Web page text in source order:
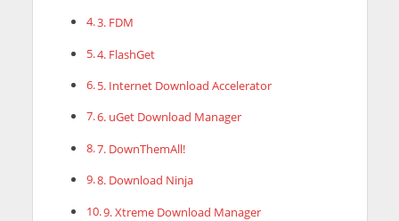
3. FDM
4. FlashGet
5. Internet Download Accelerator
6. uGet Download Manager
7. DownThemAll!
8. Download Ninja
9. Xtreme Download Manager